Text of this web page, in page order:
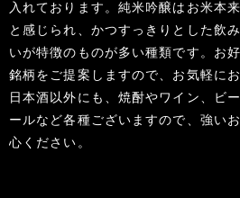
入れております。純米吟醸はお米本
と感じられ、かつすっきりとした飲
いが特徴のものが多い種類です。お
銘柄をご提案しますので、お気軽に
日本酒以外にも、焼酎やワイン、ビ
ールなど各種ございますので、強い
心ください。